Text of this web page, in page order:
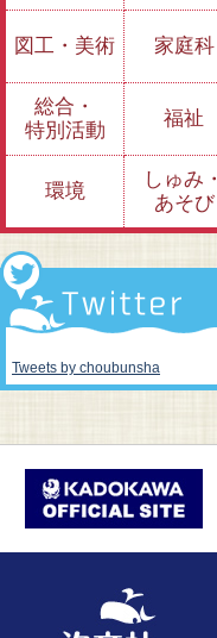
図工・美術 家庭科
総合・
特別活動
福祉
環境
しゅみ・
あそび
Tweets by choubunsha